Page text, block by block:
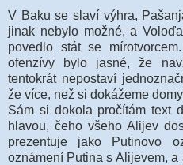
V Baku se slaví výhra,
jinak nebylo možné, a
povedlo stát se
ofenzívy bylo jasné, že
tentokrát nepostaví
že více, než si dokážeme
Sám si dokola pročítám text
hlavou, čeho všeho Alijev
prezentuje jako Putinovo
oznámení Putina s Alijevem,